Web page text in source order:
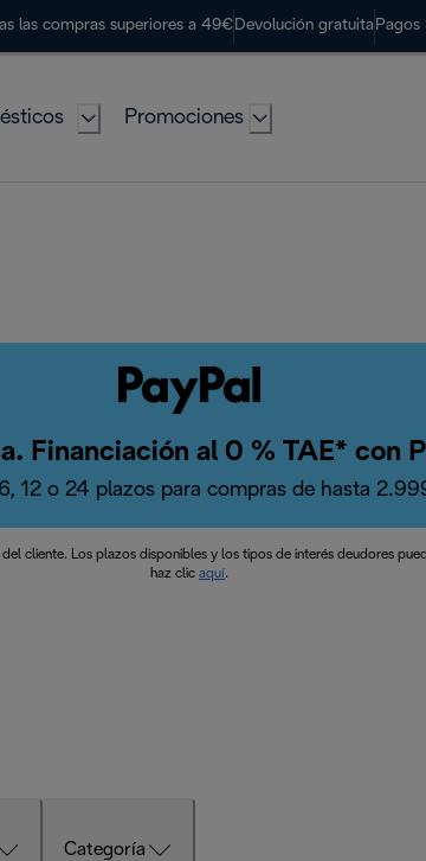
las compras superiores a 49€ Devolución gratuita Pagos
Promociones
Financiación al 0 % TAE* con
12 o 24 plazos para compras de hasta
cliente. Los plazos disponibles y los tipos de interés deudores
haz clic aquí.
Categoría